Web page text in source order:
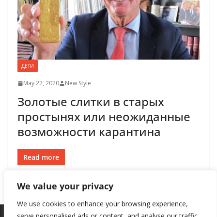
We value your privacy
We use cookies to enhance your browsing experience,
ДЕТИ
May 22, 2020 New Style
Золотые слитки в старых
простынях или неожиданные
возможности карантина
Read more